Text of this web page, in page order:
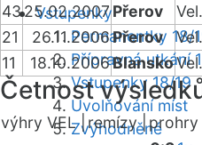
Vstupenky
Permanentky 18/
Přípravná utkání
Vstupenky 18/19
Uvolňování míst
Zvýhodněné
4325.02.2007Přerov
21
26.11.2006Přerov
11
18.10.2006Blansko
Četnost
výhry VEL | remízy |prohry